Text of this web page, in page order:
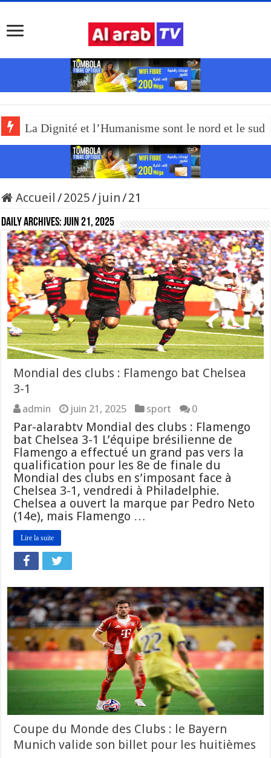
La Dignité et l’Humanisme sont le nord et le
Accueil /2025/ juin/21
Daily Archives:juin 21, 2025
Mondial des clubs : Flamengo bat Chelsea
3-1
admin juin 21, 2025 sport 0
Par-alarabtv Mondial des clubs : Flamengo
bat Chelsea 3-1 L’équipe brésilienne de
Flamengo a effectué un grand pas vers la
qualification pour les 8e de finale du
Mondial des clubs en s’imposant face à
Chelsea 3-1, vendredi à Philadelphie.
Chelsea a ouvert la marque par Pedro Neto
(14e), mais Flamengo …
Lire la suite
Coupe du Monde des Clubs : le Bayern
Munich valide son billet pour les huitièmes